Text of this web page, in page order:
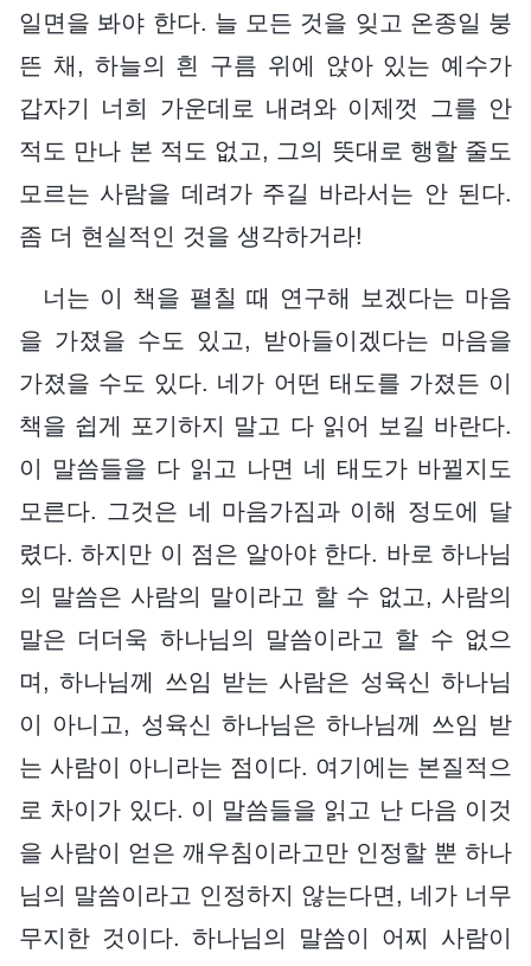
일면을 봐야 한다. 늘 모든 것을 잊고 온종일 붕
뜬 채, 하늘의 흰 구름 위에 앉아 있는 예수가
갑자기 너희 가운데로 내려와 이제껏 그를 안
적도 만나 본 적도 없고, 그의 뜻대로 행할 줄도
모르는 사람을 데려가 주길 바라서는 안 된다.
좀 더 현실적인 것을 생각하거라!
너는 이 책을 펼칠 때 연구해 보겠다는 마음
을 가졌을 수도 있고, 받아들이겠다는 마음을
가졌을 수도 있다. 네가 어떤 태도를 가졌든 이
책을 쉽게 포기하지 말고 다 읽어 보길 바란다.
이 말씀들을 다 읽고 나면 네 태도가 바뀔지도
모른다. 그것은 네 마음가짐과 이해 정도에 달
렸다. 하지만 이 점은 알아야 한다. 바로 하나님
의 말씀은 사람의 말이라고 할 수 없고, 사람의
말은 더더욱 하나님의 말씀이라고 할 수 없으
며, 하나님께 쓰임 받는 사람은 성육신 하나님
이 아니고, 성육신 하나님은 하나님께 쓰임 받
는 사람이 아니라는 점이다. 여기에는 본질적으
로 차이가 있다. 이 말씀들을 읽고 난 다음 이것
을 사람이 얻은 깨우침이라고만 인정할 뿐 하나
님의 말씀이라고 인정하지 않는다면, 네가 너무
무지한 것이다. 하나님의 말씀이 어찌 사람이